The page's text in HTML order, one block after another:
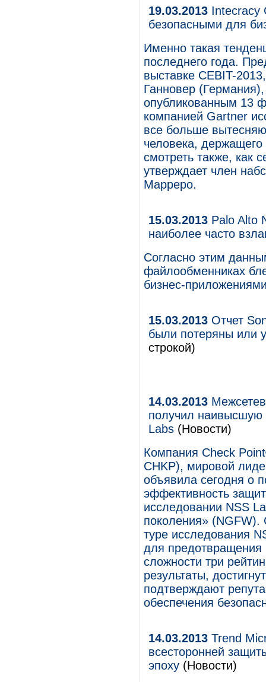
19.03.2013 Intecracy
безопасными для
Именно такая
последнего года.
выставке CEBIT-
Ганновер
опубликованным 13
компанией Gartner
все больше
человека,
смотреть также, как
утверждает член
Марреро.
15.03.2013 Palo Alto
наиболее часто
Согласно этим
файлообменниках
бизнес-
15.03.2013 Отчет
были потеряны или
строкой)
14.03.2013
получил наивысшую
Labs (Новости)
Компания Check
CHKP), мировой
объявила сегодня о
эффективность
исследовании NSS
поколения» (NGFW).
туре исследования
для
сложности три
результаты,
подтверждают
обеспечения
14.03.2013 Trend
всесторонней
эпоху (Новости)